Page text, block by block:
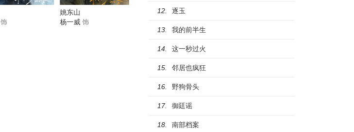
饰
姚东山
杨一威 饰
12. 逐玉
13. 我的前半生
14. 这一秒过火
15. 邻居也疯狂
16. 野狗骨头
17. 御廷谣
18. 南部档案